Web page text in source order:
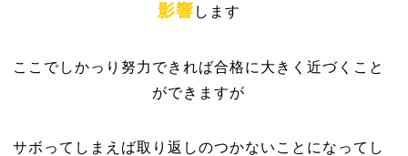
影響 します
ここでしかっり努力できれば合格に大きく近づくこと
ができますが
サボってしまえば取り返しのつかないことになってし